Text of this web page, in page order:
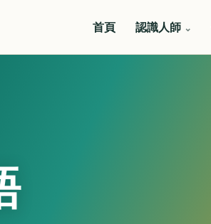
首頁 認識人師